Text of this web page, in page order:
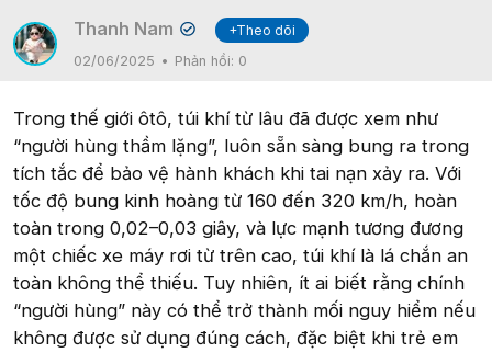
Thanh Nam ✔
+Theo dõi
02/06/2025
Phản hồi: 0
Trong thế giới ôtô, túi khí từ lâu đã được xem như
“người hùng thầm lặng”, luôn sẵn sàng bung ra trong
tích tắc để bảo vệ hành khách khi tai nạn xảy ra. Với
tốc độ bung kinh hoàng từ 160 đến 320 km/h, hoàn
toàn trong 0,02–0,03 giây, và lực mạnh tương đương
một chiếc xe máy rơi từ trên cao, túi khí là lá chắn an
toàn không thể thiếu. Tuy nhiên, ít ai biết rằng chính
“người hùng” này có thể trở thành mối nguy hiểm nếu
không được sử dụng đúng cách, đặc biệt khi trẻ em